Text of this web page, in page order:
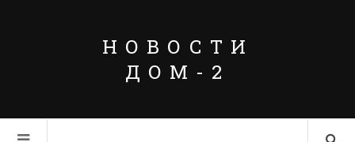
НОВОСТИ
ДОМ-2